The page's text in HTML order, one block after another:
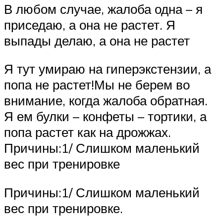
В любом случае, жалоба одна – я
приседаю, а она не растет. Я
выпады делаю, а она не растет
Я тут умираю на гиперэкстензии, а
попа не растет!Мы не берем во
внимание, когда жалоба обратная.
Я ем булки – конфеты – тортики, а
попа растет как на дрожжах.
Причины:1/ Слишком маленький
вес при тренировке
Причины:1/ Слишком маленький
вес при тренировке.